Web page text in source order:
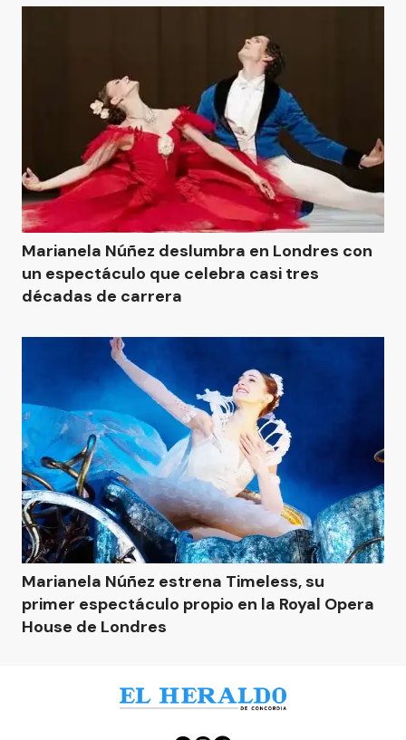
Marianela Núñez deslumbra en Londres con
un espectáculo que celebra casi tres
décadas de carrera
Marianela Núñez estrena Timeless, su
primer espectáculo propio en la Royal Opera
House de Londres